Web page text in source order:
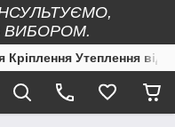
Кріплення Утеплення